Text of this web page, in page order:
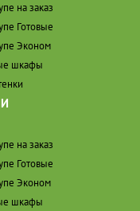
на заказ
Готовые
Эконом
шкафы
на заказ
Готовые
Эконом
шкафы